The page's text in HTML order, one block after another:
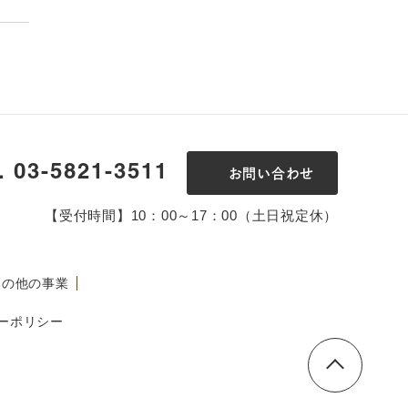
03-5821-3511 お問い合わせ
【受付時間】10：00～17：00（土日祝定休）
他の事業
ポリシー